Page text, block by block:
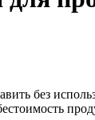
без